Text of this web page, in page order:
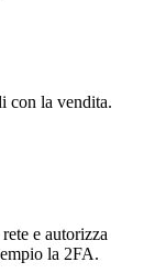
con la vendita.
e autorizza
la 2FA.